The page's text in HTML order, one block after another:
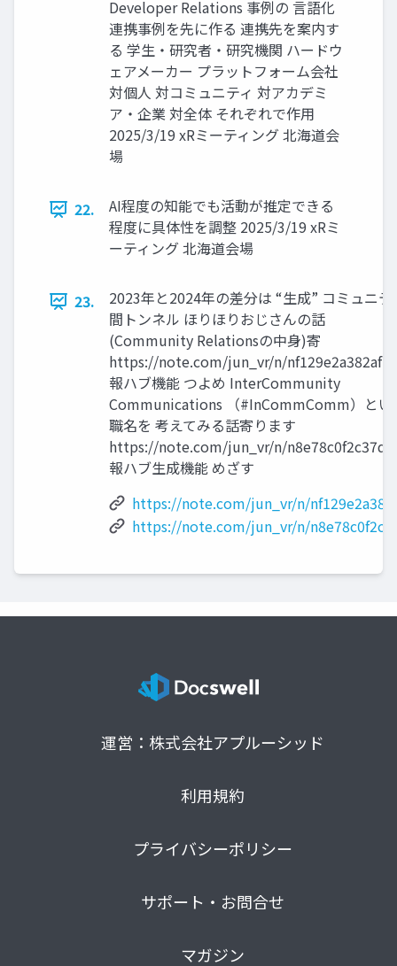
Developer Relations 事例の 言語化
連携事例を先に作る 連携先を案内す
る 学生・研究者・研究機関 ハードウ
ェアメーカー プラットフォーム会社
対個人 対コミュニティ 対アカデミ
ア・企業 対全体 それぞれで作用
2025/3/19 xRミーティング 北海道会
場
22.
AI程度の知能でも活動が推定できる
程度に具体性を調整 2025/3/19 xRミ
ーティング 北海道会場
23.
2023年と2024年の差分は “生成” コミュニテ
間トンネル ほりほりおじさんの話
(Community Relationsの中身)寄
https://note.com/jun_vr/n/nf129e2a382af
報ハブ機能 つよめ InterCommunity
Communications （#InCommComm）とい
職名を 考えてみる話寄ります
https://note.com/jun_vr/n/n8e78c0f2c37d
報ハブ生成機能 めざす
https://note.com/jun_vr/n/
https://note.com/jun_vr/n/
運営：株式会社アプルーシッド
利用規約
プライバシーポリシー
サポート・お問合せ
マガジン